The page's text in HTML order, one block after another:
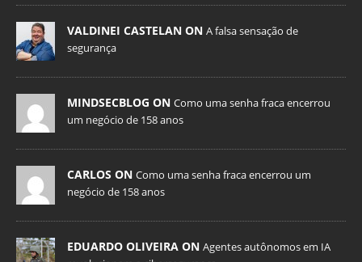
VALDINEI CASTELAN ON A falsa sensação de
segurança
MINDSECBLOG ON Como uma senha fraca encerrou
um negócio de 158 anos
CARLOS ON Como uma senha fraca encerrou um
negócio de 158 anos
EDUARDO OLIVEIRA ON Agentes autônomos em IA